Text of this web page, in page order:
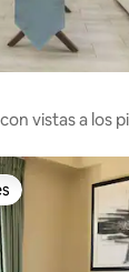
vistas a los